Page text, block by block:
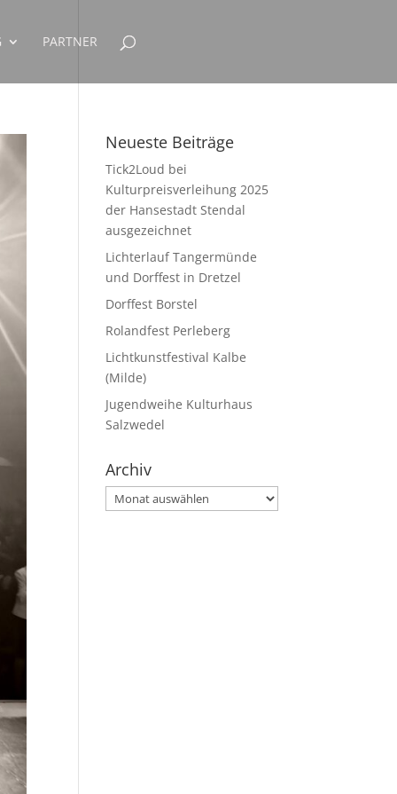
PARTNER
Neueste Beiträge
Tick2Loud bei
Kulturpreisverleihung 2025
der Hansestadt Stendal
ausgezeichnet
Lichterlauf Tangermünde
und Dorffest in Dretzel
Dorffest Borstel
Rolandfest Perleberg
Lichtkunstfestival Kalbe
(Milde)
Jugendweihe Kulturhaus
Salzwedel
Archiv
Archiv